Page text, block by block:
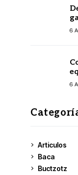
6
6
Articulos
Baca
Buctzotz